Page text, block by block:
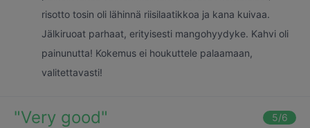
risotto tosin oli lähinnä riisilaatikkoa ja kana kuivaa.
Jälkiruoat parhaat, erityisesti mangohyydyke. Kahvi oli
painunutta! Kokemus ei houkuttele palaamaan,
valitettavasti!
"Very good" 5/6